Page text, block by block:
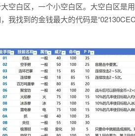
空白区，一个小空白区。大空白区是
我找到的金钱最大的代码是